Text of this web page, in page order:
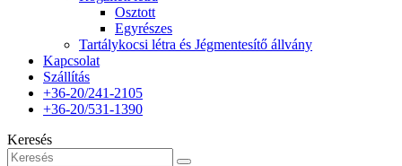
Osztott
Egyrészes
Tartálykocsi létra és Jégmentesítő állvány
Kapcsolat
Szállítás
+36-20/241-2105
+36-20/531-1390
Keresés